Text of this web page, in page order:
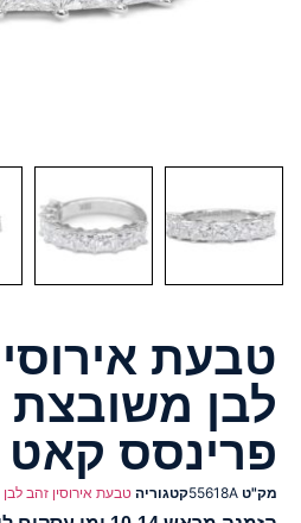
טבעת
לבן משובצת
פרינסס קאט
מק"ט 55618Aקטגוריה טבעת אירוסין זהב לבן